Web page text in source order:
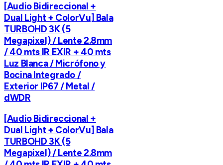
[Audio Bidireccional +
Dual Light + ColorVu] Bala
TURBOHD 3K (5
Megapixel) / Lente 2.8mm
/ 40 mts IR EXIR + 40 mts
Luz Blanca / Micrófono y
Bocina Integrado /
Exterior IP67 / Metal /
dWDR
[Audio Bidireccional +
Dual Light + ColorVu] Bala
TURBOHD 3K (5
Megapixel) / Lente 2.8mm